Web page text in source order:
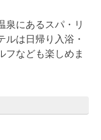
泉にあるスパ・リ
ルは日帰り入浴・
フなども楽しめま